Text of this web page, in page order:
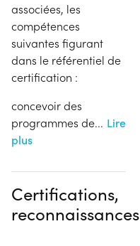
associées, les
compétences
suivantes figurant
dans le référentiel de
certification :
concevoir des
programmes de... Lire
plus
Certifications,
reconnaissances